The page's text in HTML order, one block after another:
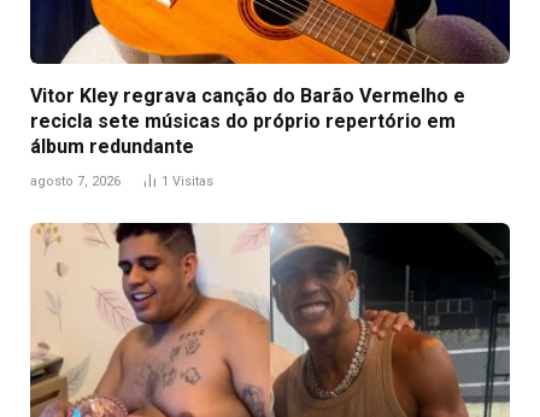
Vitor Kley regrava canção do Barão Vermelho e
recicla sete músicas do próprio repertório em
álbum redundante
agosto 7, 2026 1 Visitas